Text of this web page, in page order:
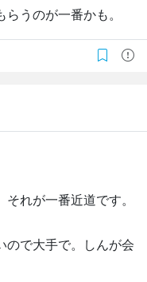
うのが一番かも。
れが一番近道です。
ので大手で。しんが会